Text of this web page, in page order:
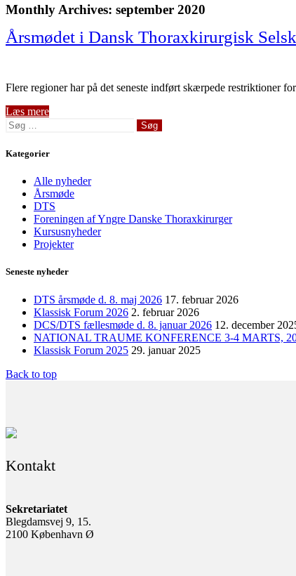
Monthly Archives: september 2020
Årsmødet i Dansk Thoraxkirurgisk
Flere regioner har på det seneste indført skærpede restriktioner
Læs mere
Søg
Kategorier
Alle nyheder
Årsmøde
DTS
Foreningen af Yngre Danske Thoraxkirurger
Kursusnyheder
Projekter
Seneste nyheder
DTS årsmøde d. 8. maj 2026 17. februar 2026
Klassisk Forum 2026 2. februar 2026
DCS/DTS fællesmøde d. 8. januar 2026 12. december
NATIONAL TRAUME KONFERENCE 3-4 MARTS,
Klassisk Forum 2025 29. januar 2025
Back to top
Kontakt
Sekretariatet
Blegdamsvej 9, 15.
2100 København Ø